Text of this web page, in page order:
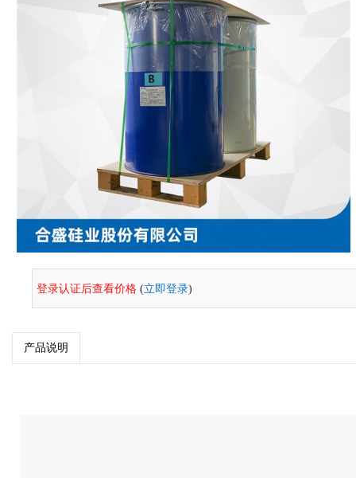
登录认证后查看价格 (立即登录)
产品说明